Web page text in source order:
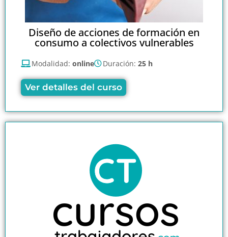
Diseño de acciones de formación en
consumo a colectivos vulnerables
Modalidad: online Duración: 25 h
Ver detalles del curso